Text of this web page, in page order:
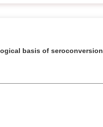
basis of seroconversion